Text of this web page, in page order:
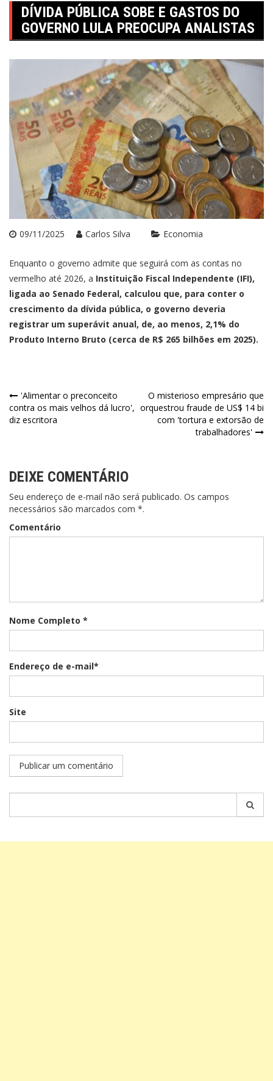
DÍVIDA PÚBLICA SOBE E GASTOS DO
GOVERNO LULA PREOCUPA ANALISTAS
09/11/2025 Carlos Silva Economia
Enquanto o governo admite que seguirá com as contas no
vermelho até 2026, a Instituição Fiscal Independente (IFI),
ligada ao Senado Federal, calculou que, para conter o
crescimento da dívida pública, o governo deveria
registrar um superávit anual, de, ao menos, 2,1% do
Produto Interno Bruto (cerca de R$ 265 bilhões em 2025).
Navegação
de
'Alimentar o preconceito
contra os mais velhos dá lucro',
diz escritora
O misterioso empresário que
orquestrou fraude de US$ 14 bi
com 'tortura e extorsão de
trabalhadores'
DEIXE COMENTÁRIO
Seu endereço de e-mail não será publicado. Os campos
necessários são marcados com *.
Comentário
Nome Completo *
Endereço de e-mail*
Site